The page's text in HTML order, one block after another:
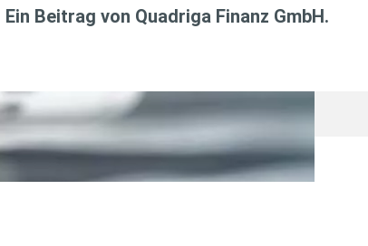
Ein Beitrag von Quadriga Finanz GmbH.